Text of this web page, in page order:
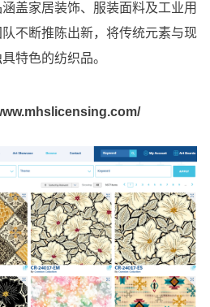
盖家居装饰、服装面料及工业用
不断推陈出新，将传统元素与现
特色的纺织品。